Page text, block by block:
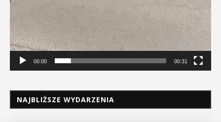
00:00 00:31
NAJBLIŻSZE WYDARZENIA